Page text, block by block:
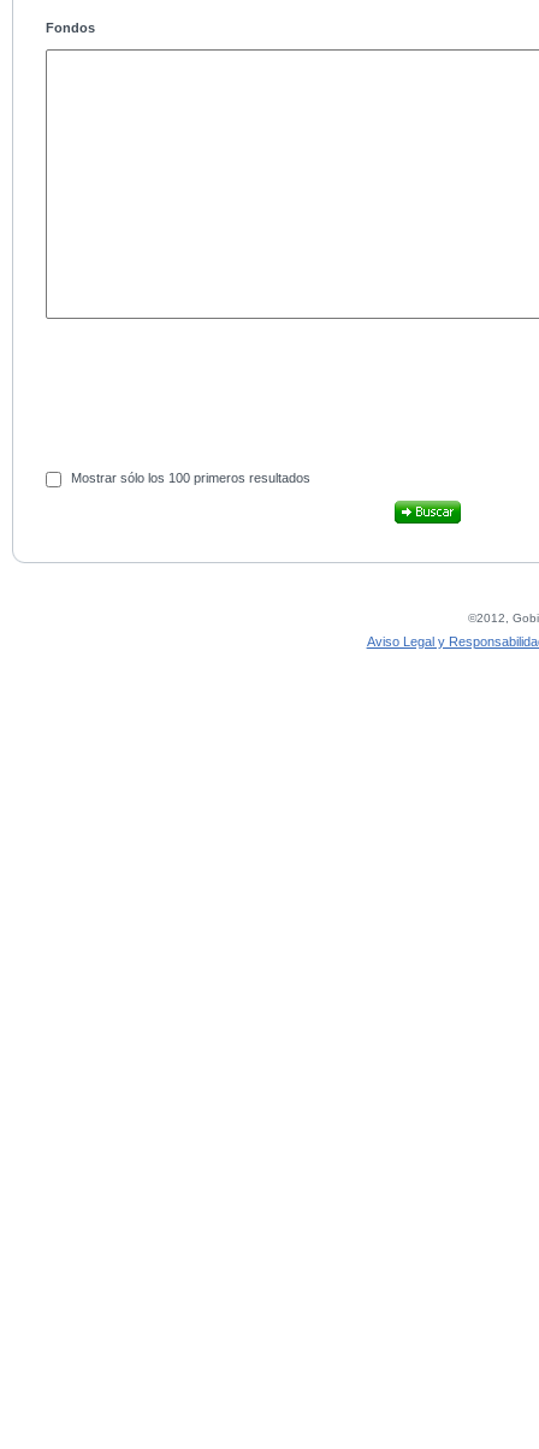
Fondos
Mostrar sólo los 100 primeros resultados
©2012,
Aviso Legal y